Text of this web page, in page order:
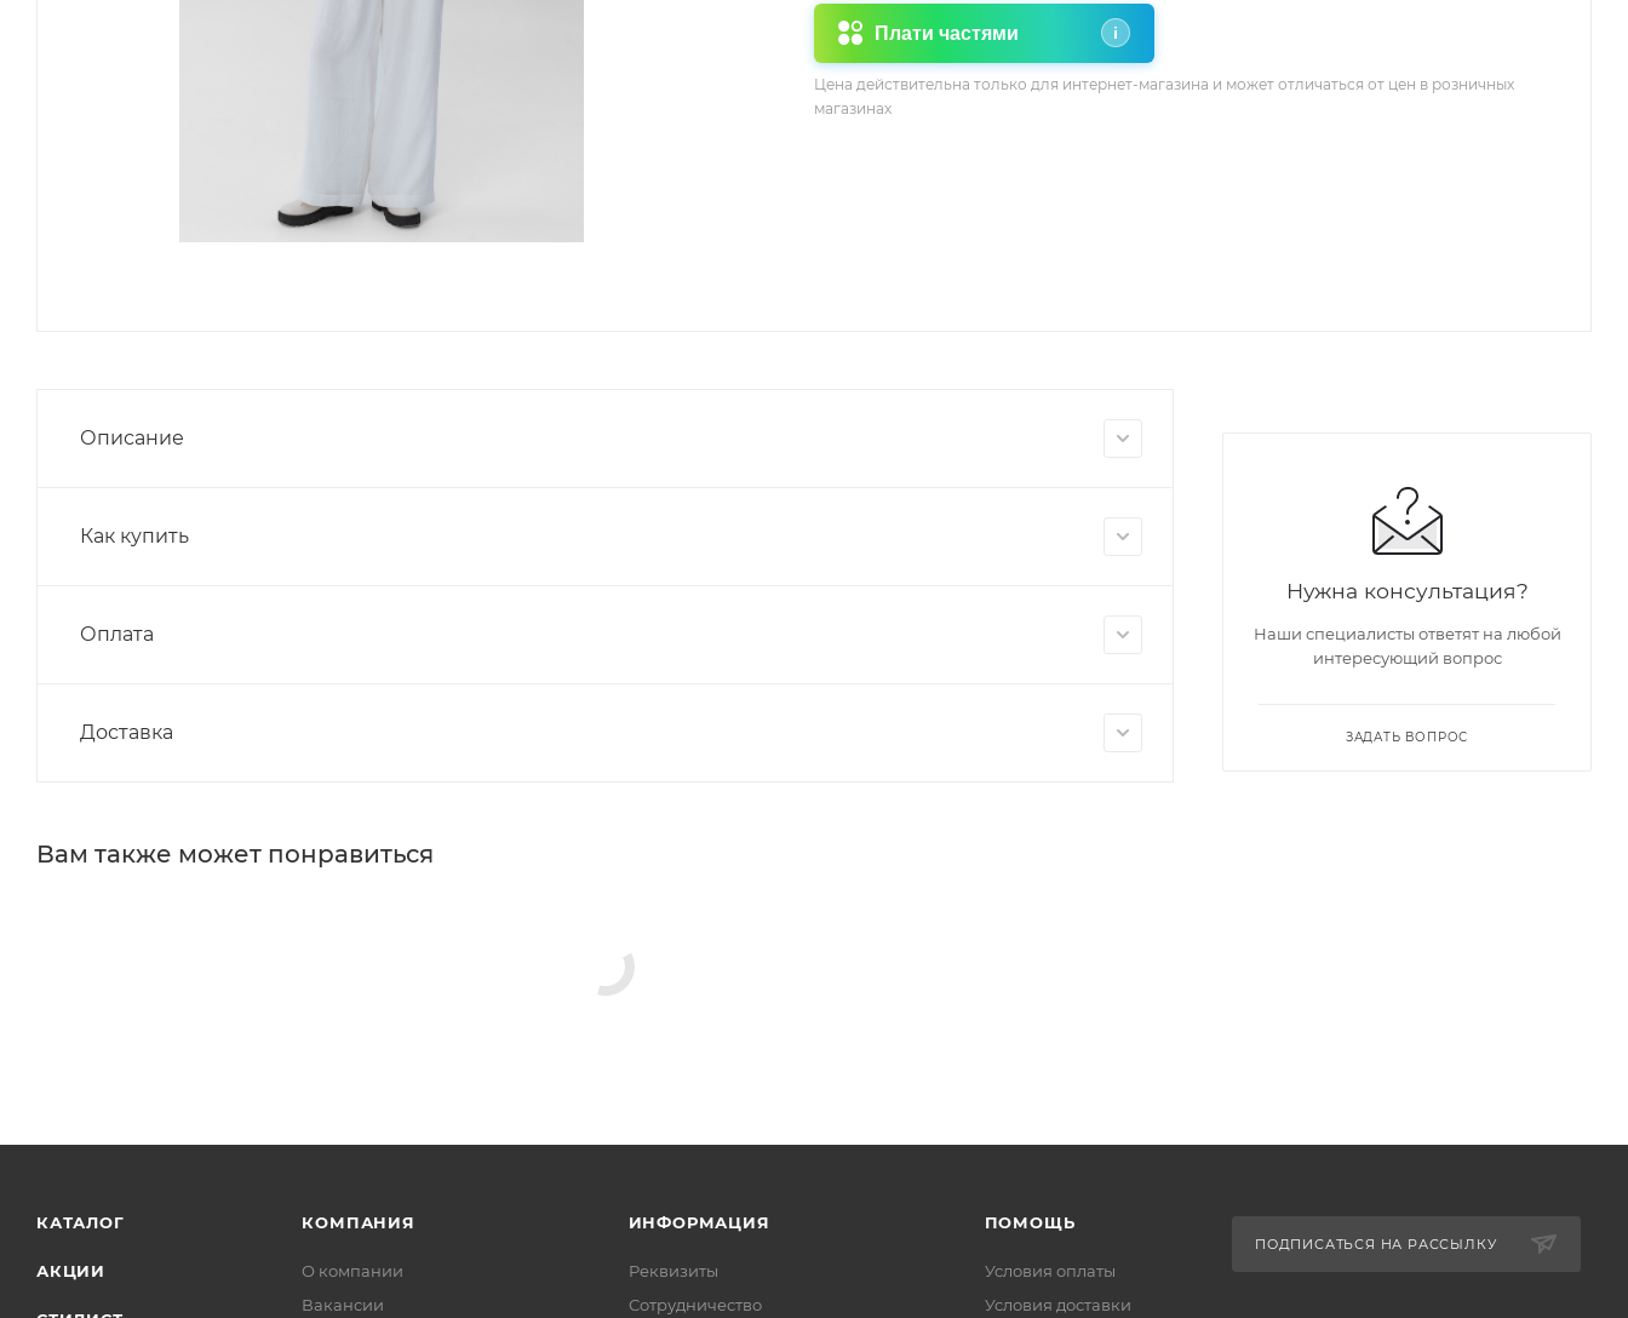
Плати частями i
Цена действительна только для интернет-магазина и может отличаться от цен в розничных
магазинах
Описание
Как купить
Оплата
Доставка
Вам также может понравиться
Нужна консультация?
Наши специалисты ответят на любой
интересующий вопрос
ЗАДАТЬ ВОПРОС
КАТАЛОГ
АКЦИИ
КОМПАНИЯ
О компании
Вакансии
ИНФОРМАЦИЯ
Реквизиты
Сотрудничество
ПОМОЩЬ
Условия оплаты
Условия доставки
ПОДПИСАТЬСЯ НА РАССЫЛКУ